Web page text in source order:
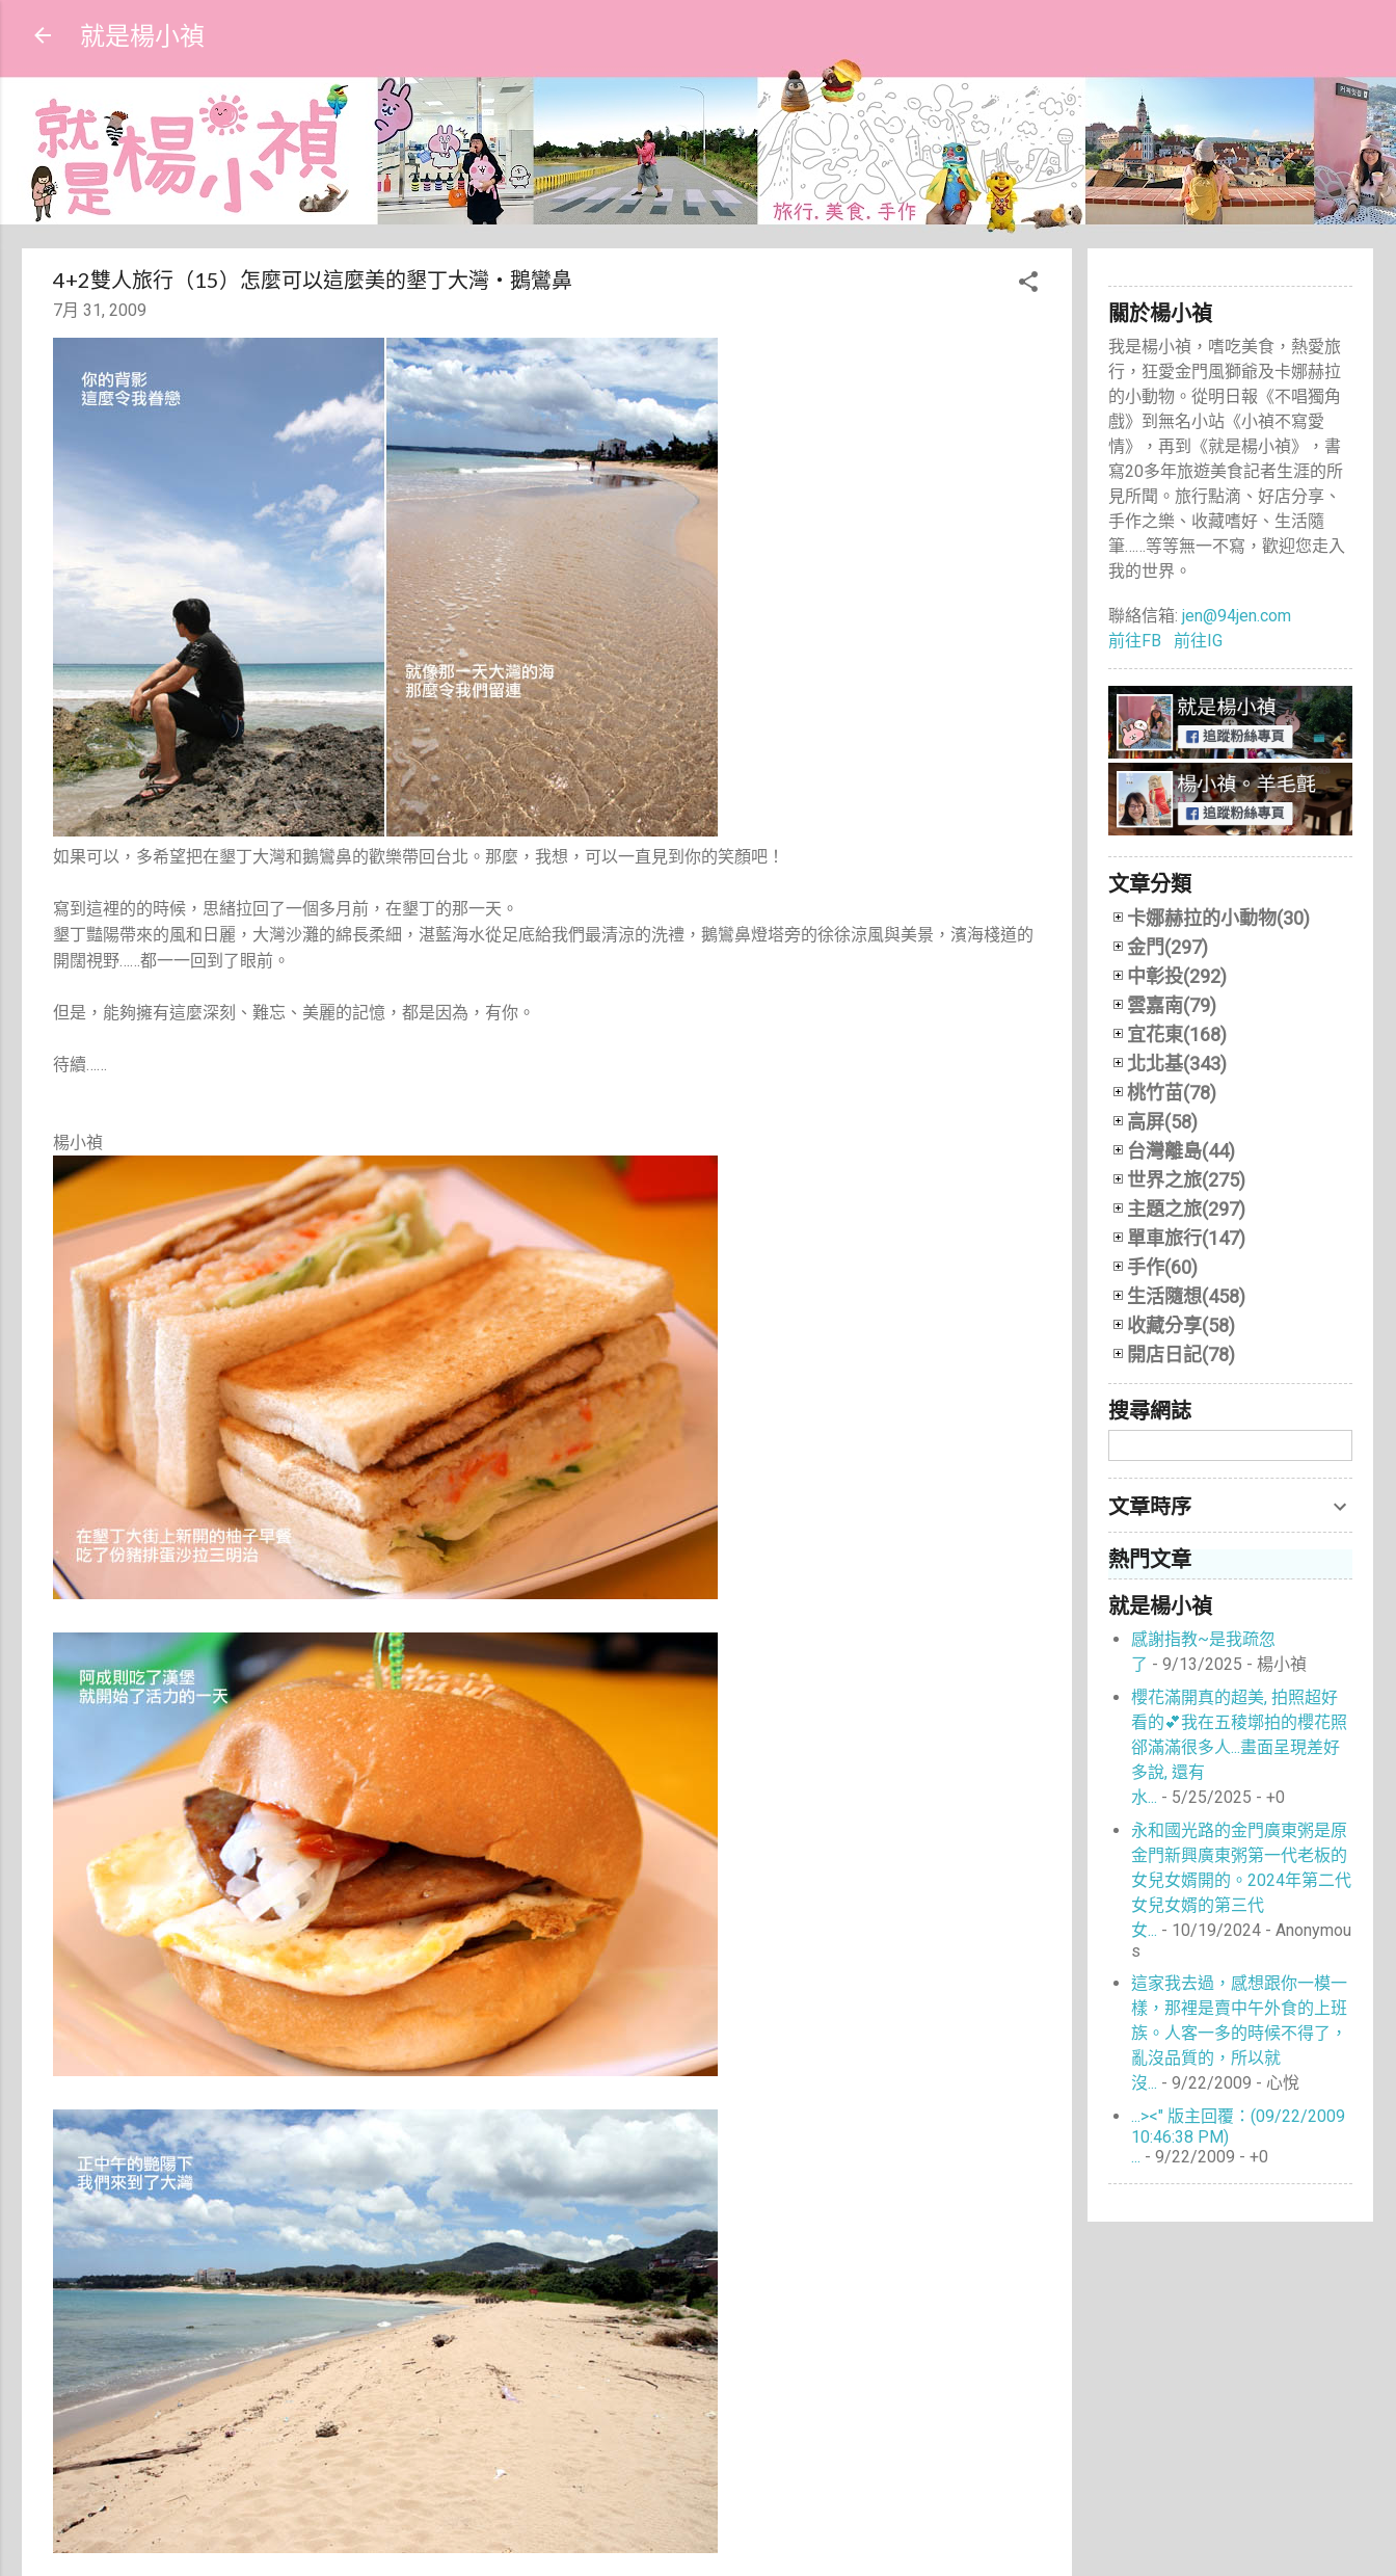
就是楊小禎
4+2雙人旅行（15）怎麼可以這麼美的墾丁大灣‧鵝鸞鼻
7月 31, 2009
如果可以，多希望把在墾丁大灣和鵝鸞鼻的歡樂帶回台北。那麼，我想，可以一直見到你的笑顏吧！
寫到這裡的的時候，思緒拉回了一個多月前，在墾丁的那一天。
墾丁豔陽帶來的風和日麗，大灣沙灘的綿長柔細，湛藍海水從足底給我們最清涼的洗禮，鵝鸞鼻燈塔旁的徐徐涼風與美景，濱海棧道的
開闊視野……都一一回到了眼前。
但是，能夠擁有這麼深刻、難忘、美麗的記憶，都是因為，有你。
待續……
楊小禎
關於楊小禎
我是楊小禎，嗜吃美食，熱愛旅
行，狂愛金門風獅爺及卡娜赫拉
的小動物。從明日報《不唱獨角
戲》到無名小站《小禎不寫愛
情》，再到《就是楊小禎》，書
寫20多年旅遊美食記者生涯的所
見所聞。旅行點滴、好店分享、
手作之樂、收藏嗜好、生活隨
筆……等等無一不寫，歡迎您走入
我的世界。
聯絡信箱: jen@94jen.com
前往FB
前往IG
文章分類
卡娜赫拉的小動物(30)
金門(297)
中彰投(292)
雲嘉南(79)
宜花東(168)
北北基(343)
桃竹苗(78)
高屏(58)
台灣離島(44)
世界之旅(275)
主題之旅(297)
單車旅行(147)
手作(60)
生活隨想(458)
收藏分享(58)
開店日記(78)
搜尋網誌
文章時序
熱門文章
就是楊小禎
感謝指教~是我疏忽
了 - 9/13/2025 - 楊小禎
櫻花滿開真的超美, 拍照超好
看的💕我在五稜墎拍的櫻花照
郤滿滿很多人...畫面呈現差好
多說, 還有
水... - 5/25/2025 - +0
永和國光路的金門廣東粥是原
金門新興廣東粥第一代老板的
女兒女婿開的。2024年第二代
女兒女婿的第三代
女... - 10/19/2024 - Anonymou
s
這家我去過，感想跟你一模一
樣，那裡是賣中午外食的上班
族。人客一多的時候不得了，
亂沒品質的，所以就
沒... - 9/22/2009 - 心悅
...><" 版主回覆：(09/22/2009
10:46:38 PM)
... - 9/22/2009 - +0